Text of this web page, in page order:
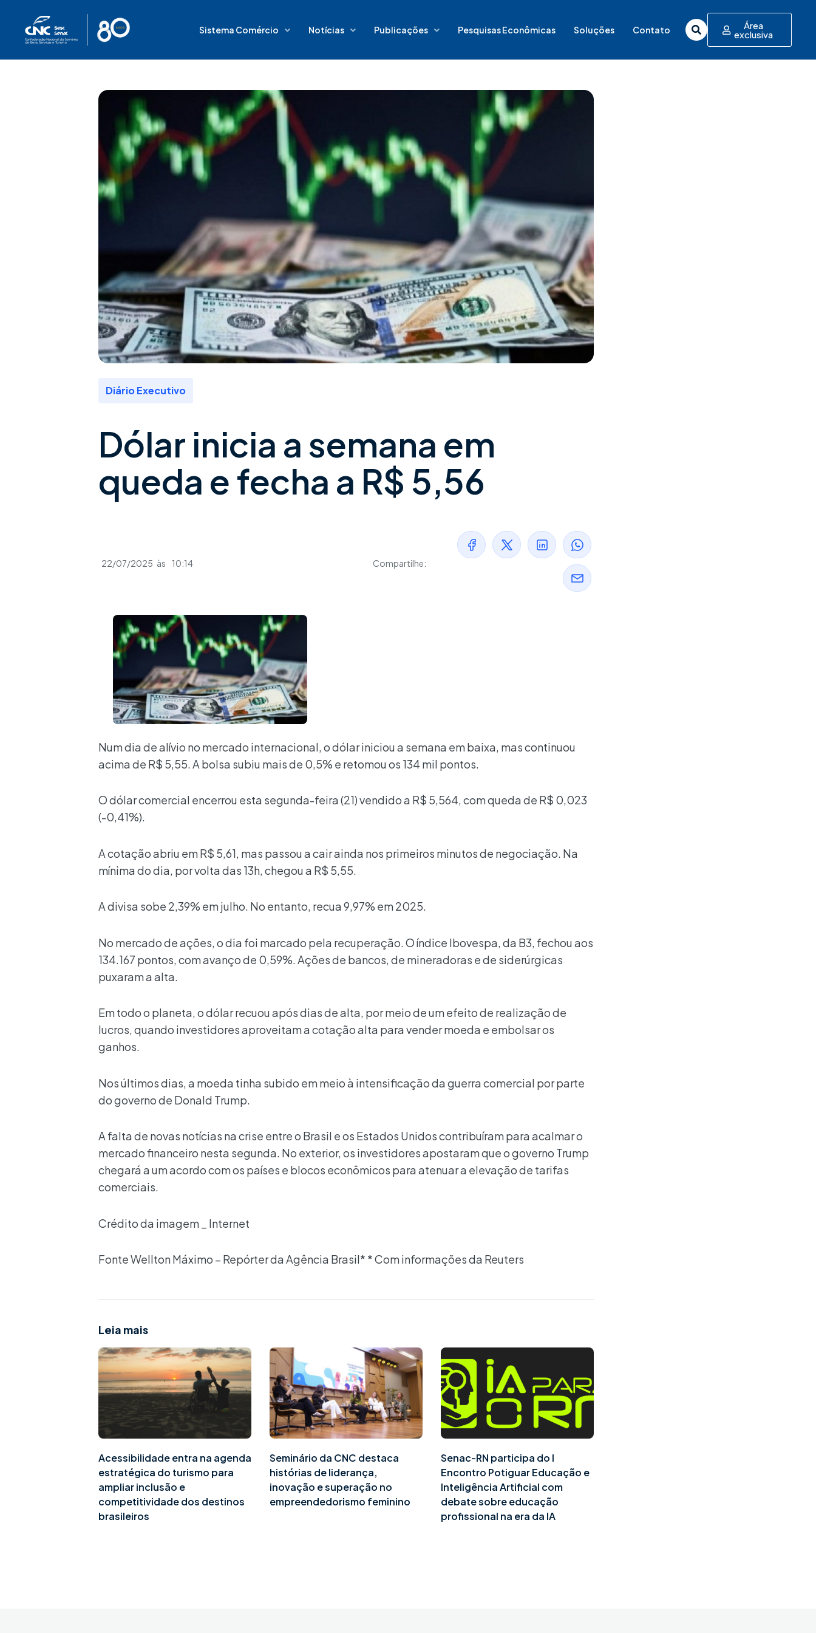
Sistema Comércio Notícias Publicações Pesquisas Econômicas Soluções Contato Área
exclusiva
Diário Executivo
Dólar inicia a semana em
queda e fecha a R$ 5,56
22/07/2025 às 10:14 Compartilhe:
Num dia de alívio no mercado internacional, o dólar iniciou a semana em baixa, mas continuou
acima de R$ 5,55. A bolsa subiu mais de 0,5% e retomou os 134 mil pontos.
O dólar comercial encerrou esta segunda-feira (21) vendido a R$ 5,564, com queda de R$ 0,023
(-0,41%).
A cotação abriu em R$ 5,61, mas passou a cair ainda nos primeiros minutos de negociação. Na
mínima do dia, por volta das 13h, chegou a R$ 5,55.
A divisa sobe 2,39% em julho. No entanto, recua 9,97% em 2025.
No mercado de ações, o dia foi marcado pela recuperação. O índice Ibovespa, da B3, fechou aos
134.167 pontos, com avanço de 0,59%. Ações de bancos, de mineradoras e de siderúrgicas
puxaram a alta.
Em todo o planeta, o dólar recuou após dias de alta, por meio de um efeito de realização de
lucros, quando investidores aproveitam a cotação alta para vender moeda e embolsar os
ganhos.
Nos últimos dias, a moeda tinha subido em meio à intensificação da guerra comercial por parte
do governo de Donald Trump.
A falta de novas notícias na crise entre o Brasil e os Estados Unidos contribuíram para acalmar o
mercado financeiro nesta segunda. No exterior, os investidores apostaram que o governo Trump
chegará a um acordo com os países e blocos econômicos para atenuar a elevação de tarifas
comerciais.
Crédito da imagem _ Internet
Fonte Wellton Máximo – Repórter da Agência Brasil* * Com informações da Reuters
Leia mais
Acessibilidade entra na agenda
estratégica do turismo para
ampliar inclusão e
competitividade dos destinos
brasileiros
Seminário da CNC destaca
histórias de liderança,
inovação e superação no
empreendedorismo feminino
Senac-RN participa do I
Encontro Potiguar Educação e
Inteligência Artificial com
debate sobre educação
profissional na era da IA